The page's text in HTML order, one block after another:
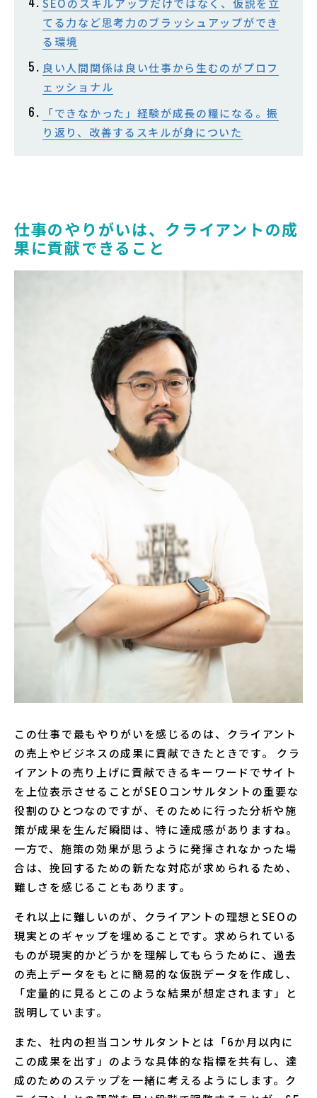
SEOのスキルアップだけではなく、仮説を立
てる力など思考力のブラッシュアップができ
る環境
良い人間関係は良い仕事から生むのがプロフ
ェッショナル
「できなかった」経験が成長の糧になる。振
り返り、改善するスキルが身についた
仕事のやりがいは、クライアントの成
果に貢献できること
この仕事で最もやりがいを感じるのは、クライアント
の売上やビジネスの成果に貢献できたときです。 クラ
イアントの売り上げに貢献できるキーワードでサイト
を上位表示させることがSEOコンサルタントの重要な
役割のひとつなのですが、そのために行った分析や施
策が成果を生んだ瞬間は、特に達成感がありますね。
一方で、施策の効果が思うように発揮されなかった場
合は、挽回するための新たな対応が求められるため、
難しさを感じることもあります。
それ以上に難しいのが、クライアントの理想とSEOの
現実とのギャップを埋めることです。求められている
ものが現実的かどうかを理解してもらうために、過去
の売上データをもとに簡易的な仮説データを作成し、
「定量的に見るとこのような結果が想定されます」と
説明しています。
また、社内の担当コンサルタントとは「6か月以内に
この成果を出す」のような具体的な指標を共有し、達
成のためのステップを一緒に考えるようにします。ク